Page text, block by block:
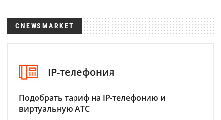
CNEWSMARKET
IP-телефония
Подобрать тариф на IP-телефонию и
виртуальную АТС